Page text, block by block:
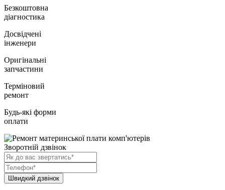
Безкоштовна
діагностика
Досвідчені
інженери
Оригінальні
запчастини
Терміновий
ремонт
Будь-які форми
оплати
Зворотній дзвінок